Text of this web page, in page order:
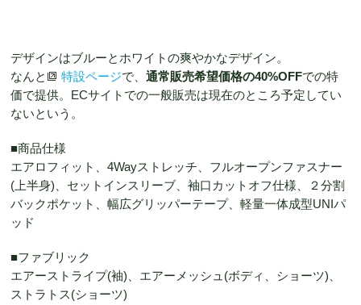
デザインはブルーとホワイトの爽やかなデザイン。
なんと
特設ページで、通常販売希望価格の40%OFFでの特
価で提供。ECサイトでの一般販売は現在のところ予定してい
ないという。
■商品仕様
エアロフィット、4Wayストレッチ、フルオープンファスナー
(上半身)、セットインスリーブ、袖口カットオフ仕様、２分割
バックポケット、幅広グリッパーテープ、軽量一体成型UNIパ
ッド
■ファブリック
エアーストライプ(袖)、エアーメッシュ(ボディ、ショーツ)、
ストラトス(ショーツ)